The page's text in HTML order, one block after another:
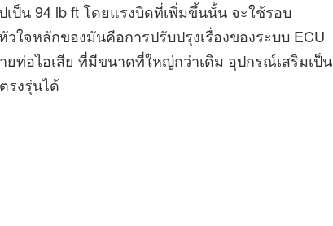
ป็น 94 lb ft โดยแรงบิดที่เพิ่มขึ้นนั้น จะใช้รอบ
ใจหลักของมันคือการปรับปรุงเรื่องของระบบ ECU
ท่อไอเสีย ที่มีขนาดที่ใหญ่กว่าเดิม อุปกรณ์เสริมเป็น
รงรุ่นได้